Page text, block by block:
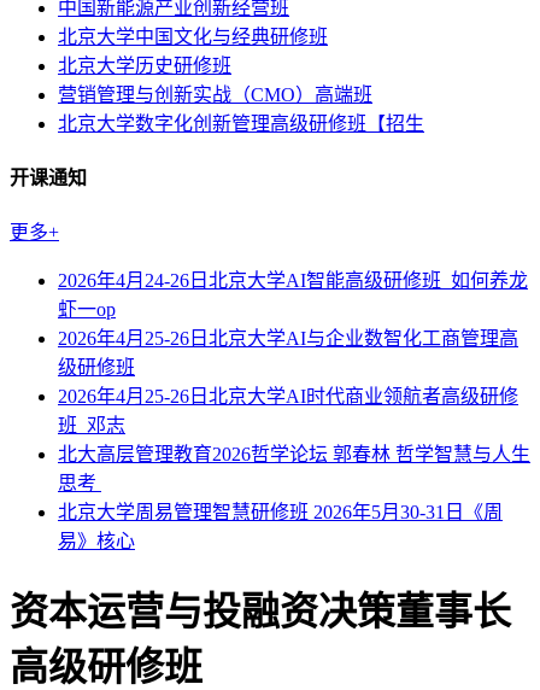
中国新能源产业创新经营班
北京大学中国文化与经典研修班
北京大学历史研修班
营销管理与创新实战（CMO）高端班
北京大学数字化创新管理高级研修班【招生
开课通知
更多+
2026年4月24-26日北京大学AI智能高级研修班_如何养龙
虾一op
2026年4月25-26日北京大学AI与企业数智化工商管理高
级研修班
2026年4月25-26日北京大学AI时代商业领航者高级研修
班_邓志
北大高层管理教育2026哲学论坛 郭春林 哲学智慧与人生
思考
北京大学周易管理智慧研修班 2026年5月30-31日《周
易》核心
资本运营与投融资决策董事长
高级研修班